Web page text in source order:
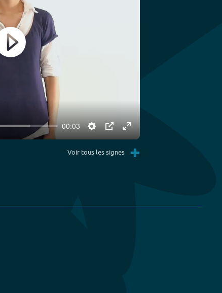
00:03
Settings
PIP Enter
fullscreen
Play
Voir tous les signes +